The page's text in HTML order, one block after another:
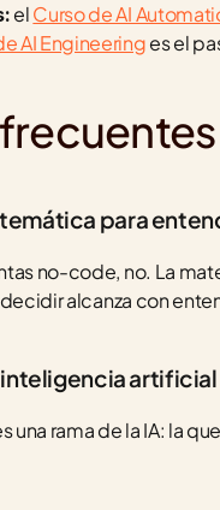
el Curso de AI
AI Engineering es el
para
no-code, no. La
alcanza con
artificial
una rama de la IA: la